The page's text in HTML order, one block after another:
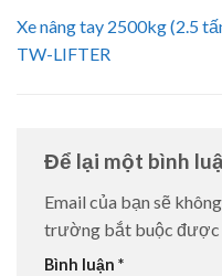
Xe nâng tay 2500kg (2.5
TW-LIFTER
Để lại một bình
Email của bạn sẽ
trường bắt buộc được
Bình luận *